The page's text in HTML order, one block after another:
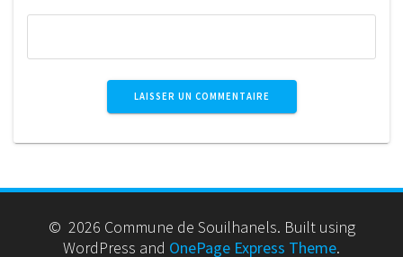
© 2026 Commune de Souilhanels. Built using
WordPress and OnePage Express Theme.